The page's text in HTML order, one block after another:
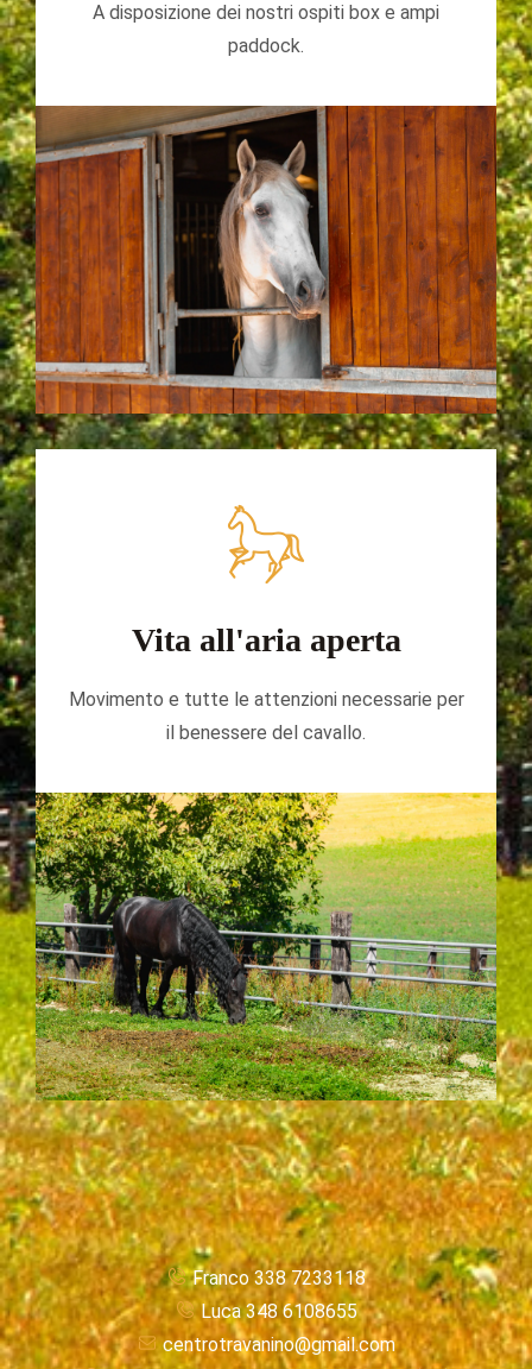
A disposizione dei nostri ospiti box e ampi
paddock.
Vita all'aria aperta
Movimento e tutte le attenzioni necessarie per
il benessere del cavallo.
Franco 338 7233118
Luca 348 6108655
centrotravanino@gmail.com